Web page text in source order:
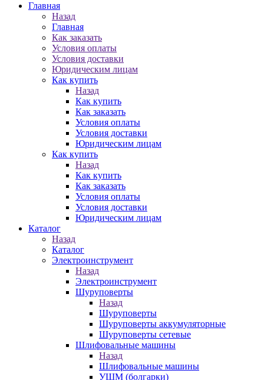
Главная
Назад
Главная
Как заказать
Условия оплаты
Условия доставки
Юридическим лицам
Как купить
Назад
Как купить
Как заказать
Условия оплаты
Условия доставки
Юридическим лицам
Как купить
Назад
Как купить
Как заказать
Условия оплаты
Условия доставки
Юридическим лицам
Каталог
Назад
Каталог
Электроинструмент
Назад
Электроинструмент
Шуруповерты
Назад
Шуруповерты
Шуруповерты аккумуляторные
Шуруповерты сетевые
Шлифовальные машины
Назад
Шлифовальные машины
УШМ (болгарки)